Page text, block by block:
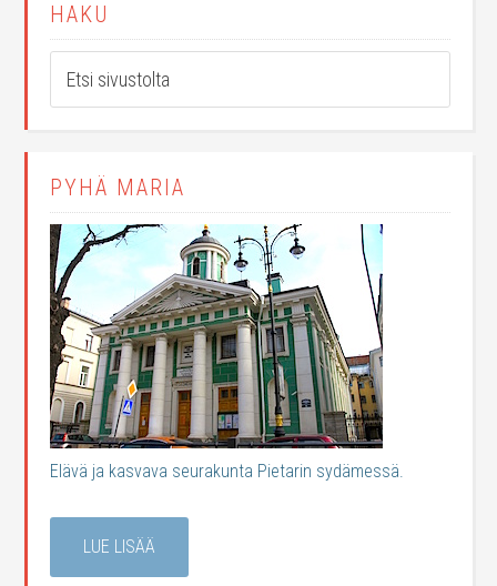
HAKU
PYHÄ MARIA
Elävä ja kasvava seurakunta Pietarin sydämessä.
LUE LISÄÄ